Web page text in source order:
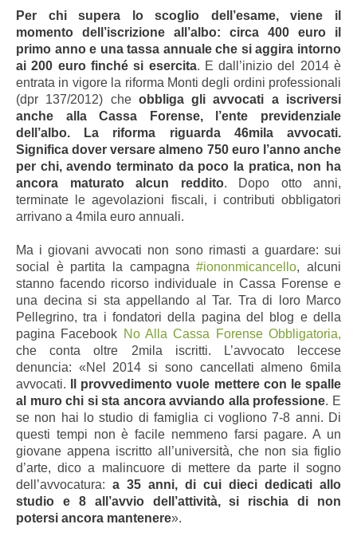
Per chi supera lo scoglio dell’esame, viene il
momento dell’iscrizione all’albo: circa 400 euro il
primo anno e una tassa annuale che si aggira intorno
ai 200 euro finché si esercita. E dall’inizio del 2014 è
entrata in vigore la riforma Monti degli ordini professionali
(dpr 137/2012) che obbliga gli avvocati a iscriversi
anche alla Cassa Forense, l’ente previdenziale
dell’albo. La riforma riguarda 46mila avvocati.
Significa dover versare almeno 750 euro l’anno anche
per chi, avendo terminato da poco la pratica, non ha
ancora maturato alcun reddito. Dopo otto anni,
terminate le agevolazioni fiscali, i contributi obbligatori
arrivano a 4mila euro annuali.
Ma i giovani avvocati non sono rimasti a guardare: sui
social è partita la campagna#iononmicancello, alcuni
stanno facendo ricorso individuale in Cassa Forense e
una decina si sta appellando al Tar. Tra di loro Marco
Pellegrino, tra i fondatori della pagina del blog e della
pagina Facebook No Alla Cassa Forense Obbligatoria,
che conta oltre 2mila iscritti. L’avvocato leccese
denuncia: «Nel 2014 si sono cancellati almeno 6mila
avvocati.
Il provvedimento vuole mettere con le spalle
al muro chi si sta ancora avviando alla professione. E
se non hai lo studio di famiglia ci vogliono 7-8 anni. Di
questi tempi non è facile nemmeno farsi pagare. A un
giovane appena iscritto all’università, che non sia figlio
d’arte, dico a malincuore di mettere da parte il sogno
dell’avvocatura: a 35 anni, di cui dieci dedicati allo
studio e 8 all’avvio dell’attività, si rischia di non
potersi ancora mantenere».